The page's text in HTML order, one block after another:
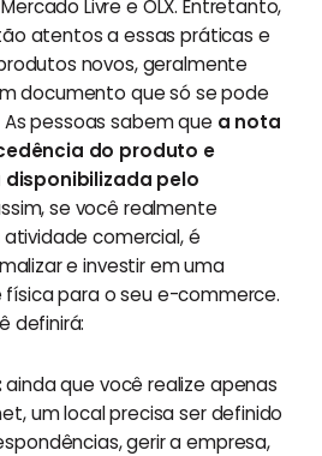
Livre e OLX. Entretanto,
atentos a essas práticas e
novos, geralmente
documento que só se pode
pessoas sabem que a nota
do produto e
pelo
se você realmente
comercial, é
e investir em uma
para o seu e-commerce.
definirá:
ainda que você realize apenas
um local precisa ser definido
gerir a empresa,